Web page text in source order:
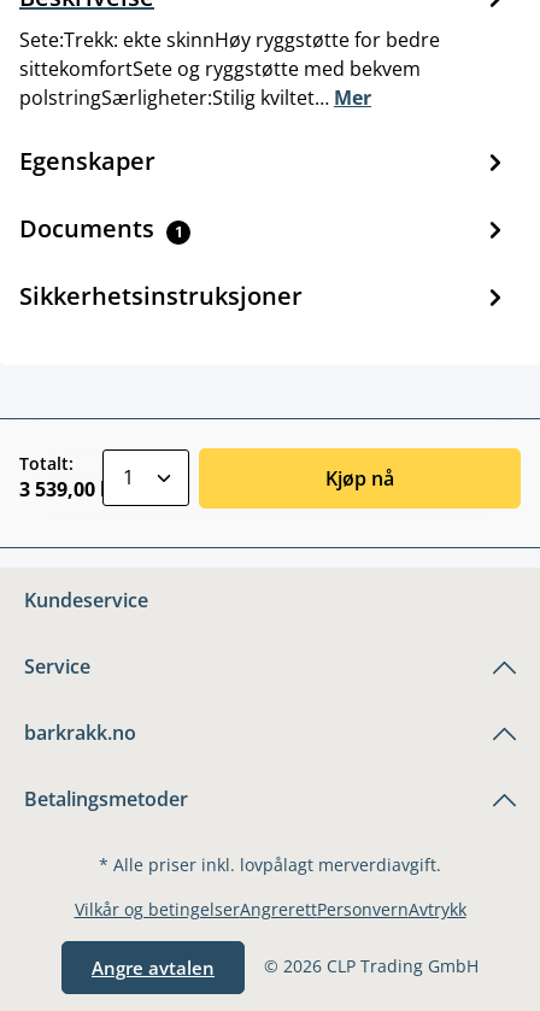
Sete:Trekk: ekte skinnHøy ryggstøtte for bedre
sittekomfortSete og ryggstøtte med bekvem
polstringSærligheter:Stilig kviltet… Mer
Egenskaper
Documents 1
Sikkerhetsinstruksjoner
Totalt:
3 539,00 kr Kjøp nå
Kundeservice
Service
barkrakk.no
Betalingsmetoder
* Alle priser inkl. lovpålagt merverdiavgift.
Angre avtalen © 2026 CLP Trading GmbH
Vilkår og betingelserAngrerettPersonvernAvtrykk